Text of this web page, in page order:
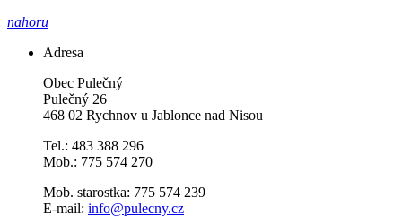
nahoru
Adresa
Obec Pulečný
Pulečný 26
468 02 Rychnov u Jablonce nad Nisou
Tel.: 483 388 296
Mob.: 775 574 270
Mob. starostka: 775 574 239
E-mail: info@pulecny.cz